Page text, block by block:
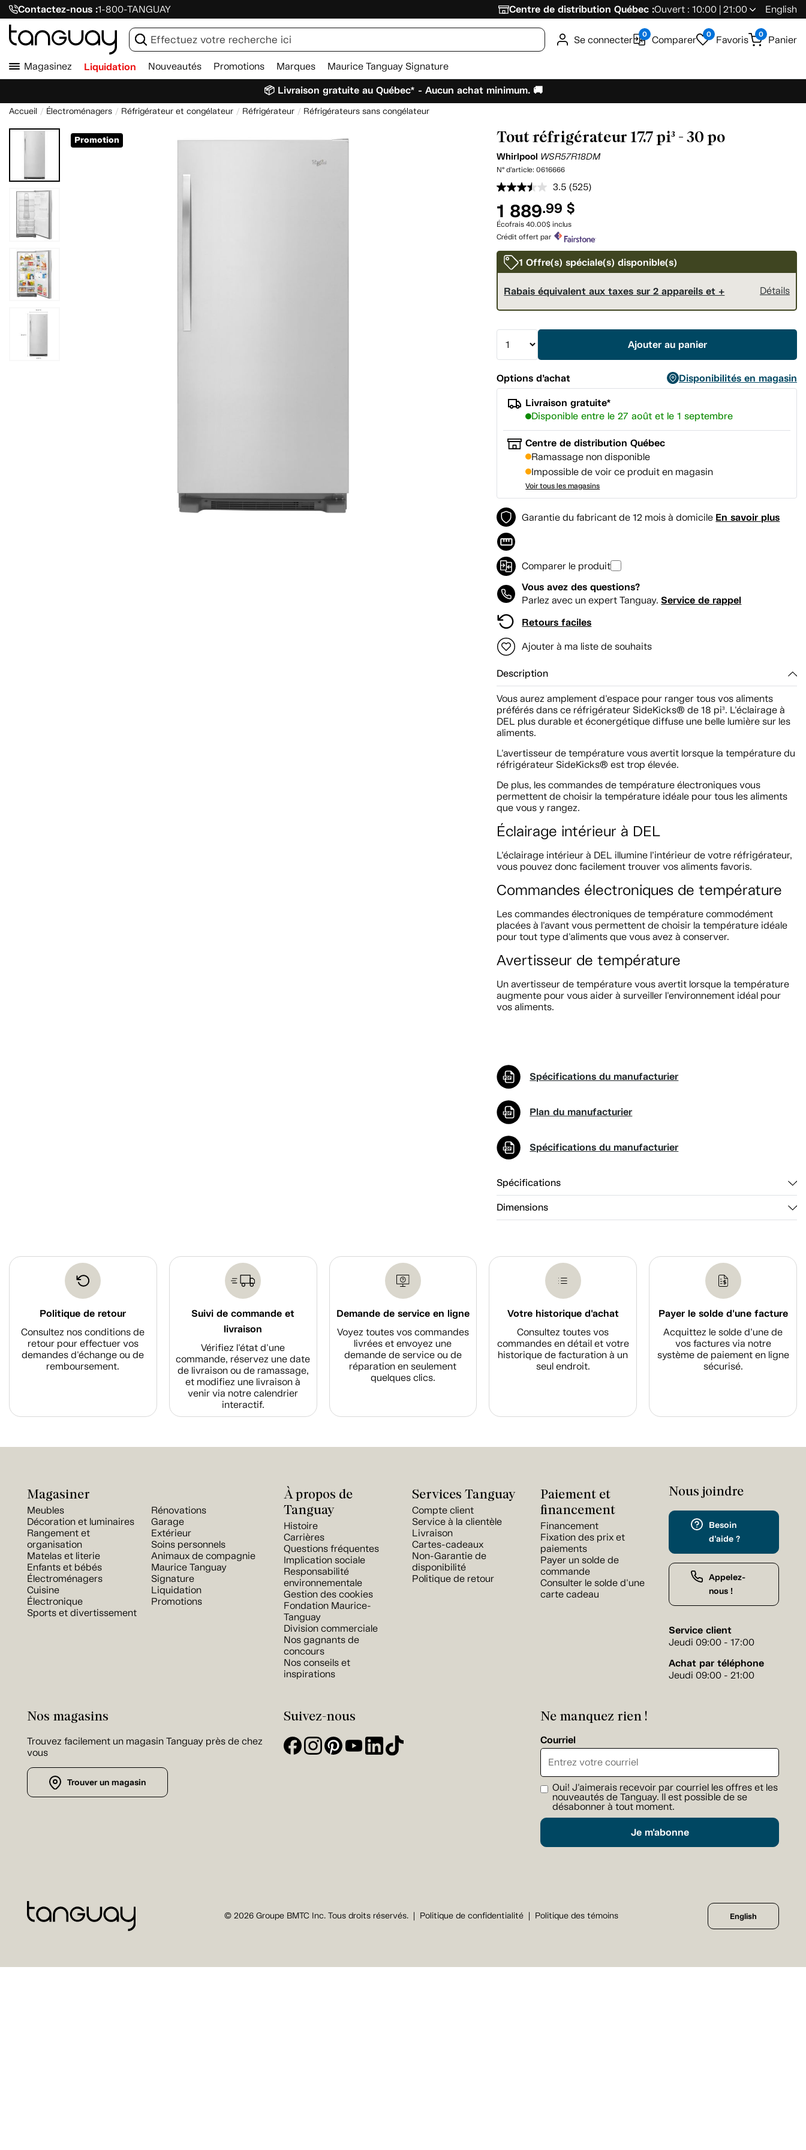
Contactez-nous :1-800-TANGUAY Centre de distribution Québec :Ouvert : 10:00 | 21:00 English
Se connecter 0 Comparer 0 Favoris 0 Panier
Magasinez Liquidation Nouveautés Promotions Marques Maurice Tanguay Signature
📦 Livraison gratuite au Québec* - Aucun achat minimum. 🚚
Accueil Électroménagers Réfrigérateur et congélateur Réfrigérateur Réfrigérateurs sans congélateur
Promotion Tout réfrigérateur 17.7 pi³ - 30 po
Whirlpool WSR57R18DM
N° d'article:0616666
3.5 Lire
les
525
commentaires.
Lien
vers
la
même
page.
(525)
1 889.99 $
Écofrais 40.00$ inclus
Crédit offert par
1 Offre(s) spéciale(s) disponible(s)
Rabais équivalent aux taxes sur 2 appareils et + Détails
Ajouter au panier
Options d’achat
Disponibilités en magasin
Livraison gratuite*
Disponible entre le 27 août et le 1 septembre
Centre de distribution Québec
Ramassage non disponible
Impossible de voir ce produit en magasin
Voir tous les magasins
Garantie du fabricant de 12 mois à domicile En savoir plus
Comparer le produit
Vous avez des questions?
Parlez avec un expert Tanguay.Service de rappel
Retours faciles
Ajouter à ma liste de souhaits
Description
Vous aurez amplement d'espace pour ranger tous vos aliments
préférés dans ce réfrigérateur SideKicks® de 18 pi³. L'éclairage à
DEL plus durable et éconergétique diffuse une belle lumière sur les
aliments.
L'avertisseur de température vous avertit lorsque la température du
réfrigérateur SideKicks® est trop élevée.
De plus, les commandes de température électroniques vous
permettent de choisir la température idéale pour tous les aliments
que vous y rangez.
Éclairage intérieur à DEL
L’éclairage intérieur à DEL illumine l’intérieur de votre réfrigérateur,
vous pouvez donc facilement trouver vos aliments favoris.
Commandes électroniques de température
Les commandes électroniques de température commodément
placées à l'avant vous permettent de choisir la température idéale
pour tout type d'aliments que vous avez à conserver.
Avertisseur de température
Un avertisseur de température vous avertit lorsque la température
augmente pour vous aider à surveiller l'environnement idéal pour
vos aliments.
Spécifications du manufacturier
Plan du manufacturier
Spécifications du manufacturier
Spécifications
Dimensions
Politique de retour
Consultez nos conditions de
retour pour effectuer vos
demandes d'échange ou de
remboursement.
Suivi de commande et
livraison
Vérifiez l'état d'une
commande, réservez une date
de livraison ou de ramassage,
et modifiez une livraison à
venir via notre calendrier
interactif.
Demande de service en ligne
Voyez toutes vos commandes
livrées et envoyez une
demande de service ou de
réparation en seulement
quelques clics.
Votre historique d'achat
Consultez toutes vos
commandes en détail et votre
historique de facturation à un
seul endroit.
Payer le solde d'une facture
Acquittez le solde d’une de
vos factures via notre
système de paiement en ligne
sécurisé.
Magasiner
Meubles
Décoration et luminaires
Rangement et
organisation
Matelas et literie
Enfants et bébés
Électroménagers
Cuisine
Électronique
Sports et divertissement
Rénovations
Garage
Extérieur
Soins personnels
Animaux de compagnie
Maurice Tanguay
Signature
Liquidation
Promotions
À propos de
Tanguay
Histoire
Carrières
Questions fréquentes
Implication sociale
Responsabilité
environnementale
Gestion des cookies
Fondation Maurice-
Tanguay
Division commerciale
Nos gagnants de
concours
Nos conseils et
inspirations
Services Tanguay
Compte client
Service à la clientèle
Livraison
Cartes-cadeaux
Non-Garantie de
disponibilité
Politique de retour
Paiement et
financement
Financement
Fixation des prix et
paiements
Payer un solde de
commande
Consulter le solde d'une
carte cadeau
Nous joindre
Besoin
d'aide ?
Appelez-
nous !
Service client
Jeudi 09:00 - 17:00
Achat par téléphone
Jeudi 09:00 - 21:00
Nos magasins
Trouvez facilement un magasin Tanguay près de chez
vous
Trouver un magasin
Suivez-nous Ne manquez rien !
Courriel
Oui! J'aimerais recevoir par courriel les offres et les
nouveautés de Tanguay. Il est possible de se
désabonner à tout moment.
Je m'abonne
© 2026 Groupe BMTC Inc. Tous droits réservés. Politique de confidentialité Politique des témoins English